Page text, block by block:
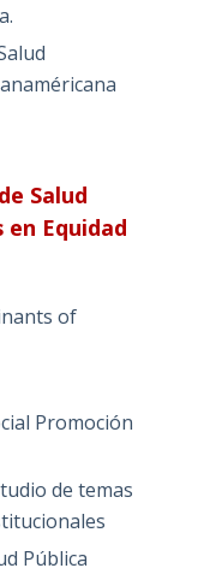
Salud
en Equidad
of
Promoción
de temas
Pública